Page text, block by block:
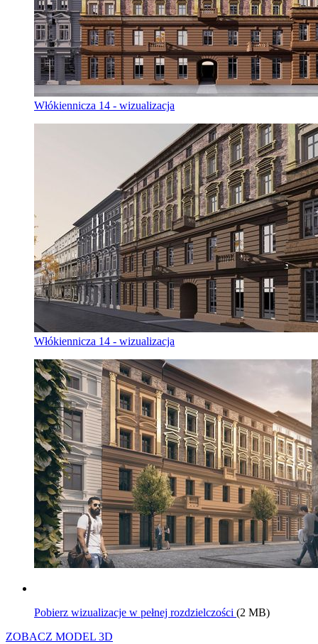
Włókiennicza 14 - wizualizacja
Włókiennicza 14 - wizualizacja
Pobierz wizualizacje w pełnej rozdzielczości (2 MB)
ZOBACZ MODEL 3D